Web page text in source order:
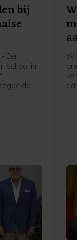
bij
Een
school in
de